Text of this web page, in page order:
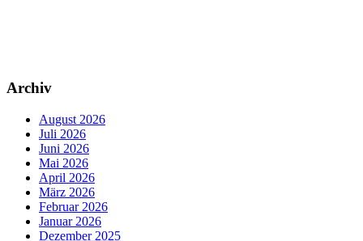
Archiv
August 2026
Juli 2026
Juni 2026
Mai 2026
April 2026
März 2026
Februar 2026
Januar 2026
Dezember 2025